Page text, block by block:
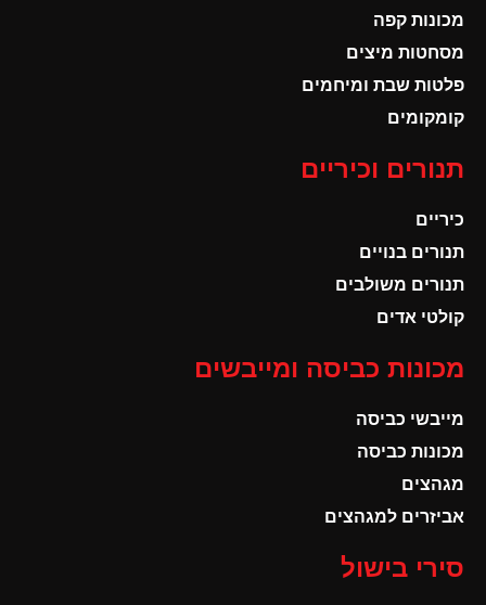
מכונות קפה
מסחטות מיצים
פלטות שבת ומיחמים
קומקומים
תנורים וכיריים
כיריים
תנורים בנויים
תנורים משולבים
קולטי אדים
מכונות כביסה ומייבשים
מייבשי כביסה
מכונות כביסה
מגהצים
אביזרים למגהצים
סירי בישול